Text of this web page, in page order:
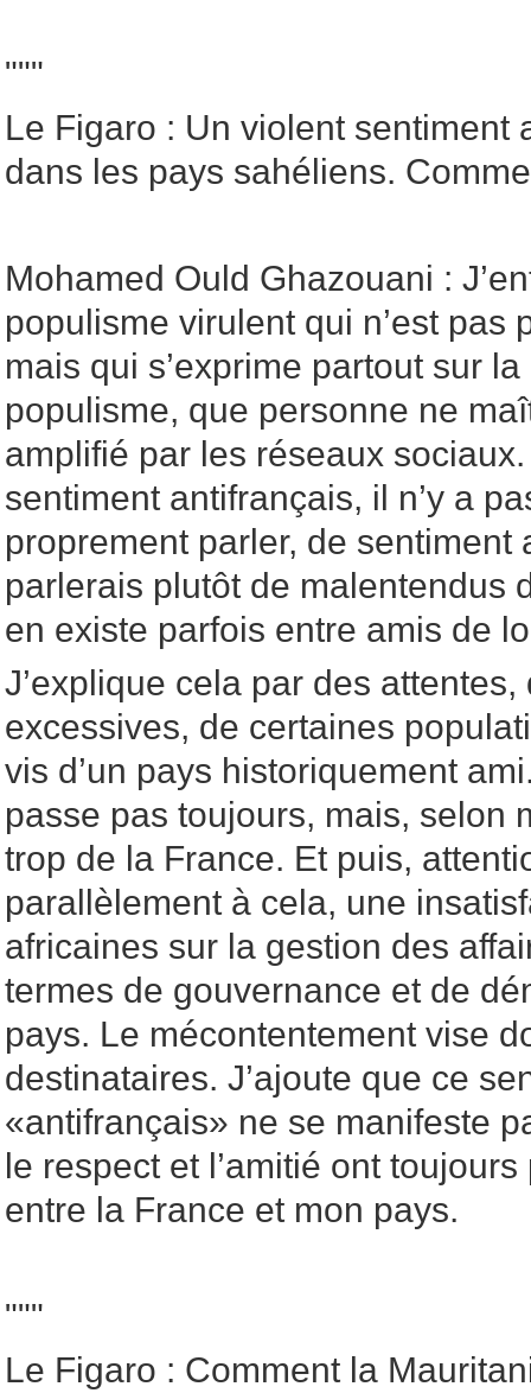
"""
Le Figaro : Un violent sentiment
dans les pays sahéliens.
Mohamed Ould Ghazouani :
populisme virulent qui n’est pas
mais qui s’exprime partout sur
populisme, que personne ne
amplifié par les réseaux
sentiment antifrançais, il n’y a
proprement parler, de sentiment
parlerais plutôt de malentendus
en existe parfois entre amis de
J’explique cela par des
excessives, de certaines
vis d’un pays historiquement
passe pas toujours, mais, selon
trop de la France. Et puis,
parallèlement à cela, une
africaines sur la gestion des
termes de gouvernance et de
pays. Le mécontentement vise
destinataires. J’ajoute que ce
«antifrançais» ne se manifeste
le respect et l’amitié ont
entre la France et mon pays.
"""
Le Figaro : Comment la